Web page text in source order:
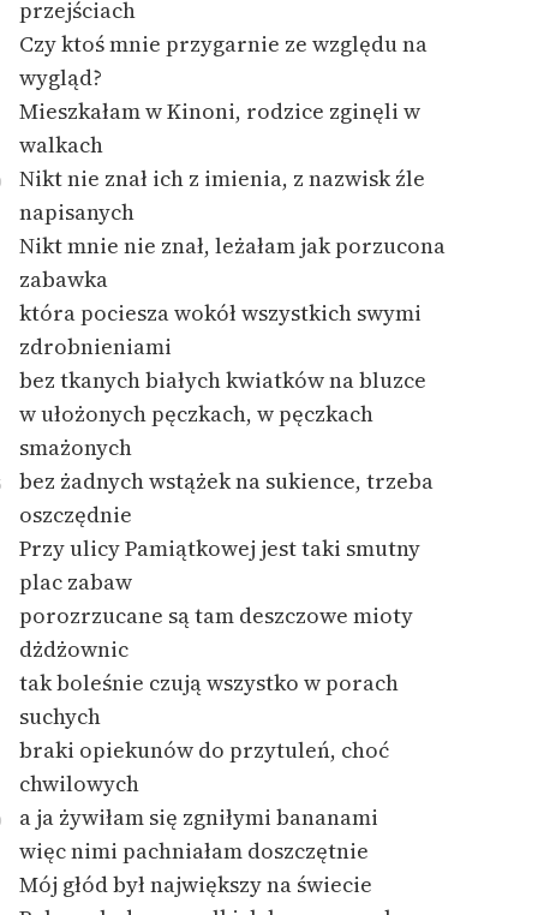
Starego Testamentu
Odkurzamy bohaterów
Szkoła Poezji Wolnych
Lektur
O nas
Kontakt
O projekcie
Zespół
Zasady wykorzystania
Wolnych Lektur
Logotypy
Materiały promocyjne
Polityka prywatności
Regulamin biblioteki
Dane fundacji i
sprawozdania finansowe
Regulamin darowizn
Informacja o treściach
wrażliwych
Deklaracja dostępności
przejściach
Czy ktoś mnie przygarnie ze względu na
wygląd?
Mieszkałam w Kinoni, rodzice zginęli w
walkach
Nikt nie znał ich z imienia, z nazwisk źle
napisanych
Nikt mnie nie znał, leżałam jak porzucona
zabawka
która pociesza wokół wszystkich swymi
zdrobnieniami
bez tkanych białych kwiatków na bluzce
w ułożonych pęczkach, w pęczkach
smażonych
bez żadnych wstążek na sukience, trzeba
oszczędnie
Przy ulicy Pamiątkowej jest taki smutny
plac zabaw
porozrzucane są tam deszczowe mioty
dżdżownic
tak boleśnie czują wszystko w porach
suchych
braki opiekunów do przytuleń, choć
chwilowych
a ja żywiłam się zgniłymi bananami
więc nimi pachniałam doszczętnie
Mój głód był największy na świecie